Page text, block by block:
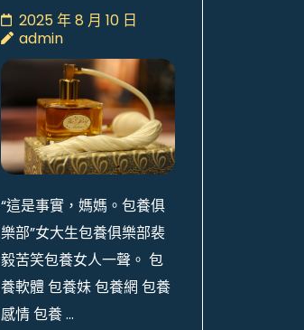
2025 年 8 月 10 日
admin
“這是事實，媽媽。包養俱
樂部”女大生包養俱樂部裴
毅苦笑包養女人一聲。 包
養軟體 包養妹 包養網 包養
感情 包養 …